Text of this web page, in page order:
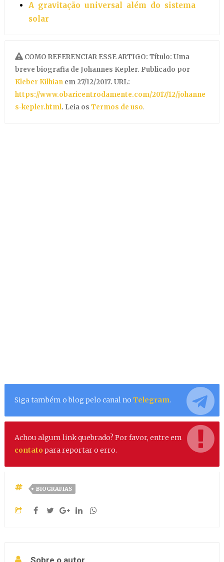
A gravitação universal além do sistema
solar
COMO REFERENCIAR ESSE ARTIGO: Título: Uma
breve biografia de Johannes Kepler. Publicado por
Kleber Kilhian em 27/12/2017. URL:
https://www.obaricentrodamente.com/2017/12/johanne
s-kepler.html. Leia os Termos de uso.
Siga também o blog pelo canal no Telegram.
Achou algum link quebrado? Por favor, entre em
contato para reportar o erro.
BIOGRAFIAS
Sobre o autor